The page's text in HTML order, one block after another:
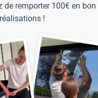
de remporter 100€ en
!